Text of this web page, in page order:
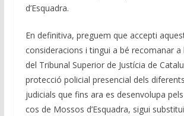
d’Esquadra.
En definitiva, preguem que accepti
consideracions i tingui a bé recomanar a
del Tribunal Superior de Justícia de
protecció policial presencial dels
judicials que fins ara es desenvolupa
cos de Mossos d’Esquadra, sigui